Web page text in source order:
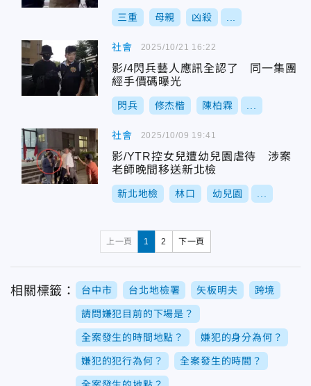
三重 母親 凶殺
社會
影/4閃兵藝人應訊全認了 同一集團
經手價碼曝光
閃兵 修杰楷 陳柏霖
2025/10/21 16:22
社會
影/YTR控女兒遭幼兒園虐待 涉案
老師晚間移送新北檢
新北地檢 林口 幼兒園
2025/10/09 19:41
上一頁 1 2 下一頁
相關標籤： 台中市 台北地檢署 矢板明夫 跨境
請問嫌犯目前的下場是？
全案發生的時間地點？ 嫌犯的身分為何？
嫌犯的犯行為何？ 全案發生的時間？